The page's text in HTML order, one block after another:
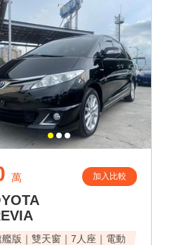
萬 加入比較
艦版｜雙天窗｜7人座｜電動